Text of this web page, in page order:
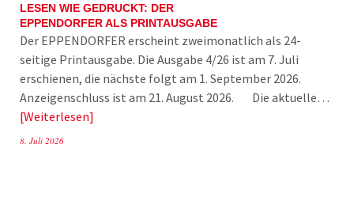
LESEN WIE GEDRUCKT: DER
EPPENDORFER ALS PRINTAUSGABE
Der EPPENDORFER erscheint zweimonatlich als 24-
seitige Printausgabe. Die Ausgabe 4/26 ist am 7. Juli
erschienen, die nächste folgt am 1. September 2026.
Anzeigenschluss ist am 21. August 2026. Die aktuelle…
Weiterlesen
8. Juli 2026